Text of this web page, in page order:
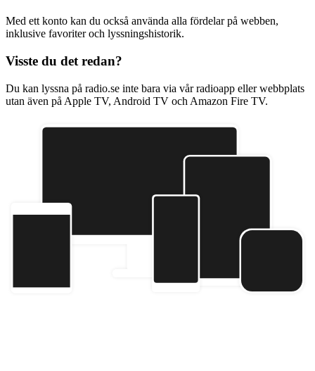
Med ett konto kan du också använda alla fördelar på webben,
inklusive favoriter och lyssningshistorik.
Visste du det redan?
Du kan lyssna på radio.se inte bara via vår radioapp eller webbplats
utan även på Apple TV, Android TV och Amazon Fire TV.